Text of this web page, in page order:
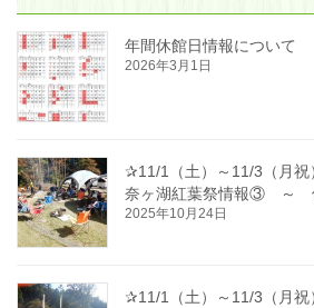
年間休館日情報について
2026年3月1日
✰11/1（土）～11/3（月
奈ヶ湖紅葉祭情報③
2025年10月24日
✰11/1（土）～11/3（月